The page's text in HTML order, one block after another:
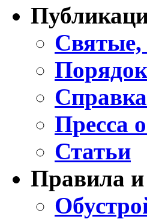
Справка
Пресса
Статьи
Правила и